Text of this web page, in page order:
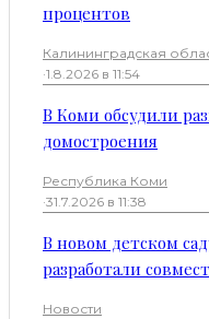
процентов
Калининградская
·1.8.2026 в 11:54
В Коми обсудили
домостроения
Республика Коми
·31.7.2026 в 11:38
В новом детском
разработали
Новости